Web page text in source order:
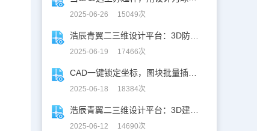
2025-06-26 15049次
2025-06-19 17466次
2025-06-18 18384次
2025-06-12 14690次